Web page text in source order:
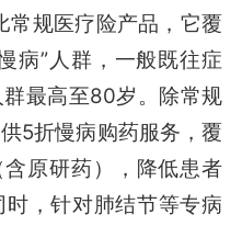
常规医疗险产品，它覆
病”人群，一般既往症
最高至80岁。除常规
5折慢病购药服务，覆
原研药），降低患者
，针对肺结节等专病